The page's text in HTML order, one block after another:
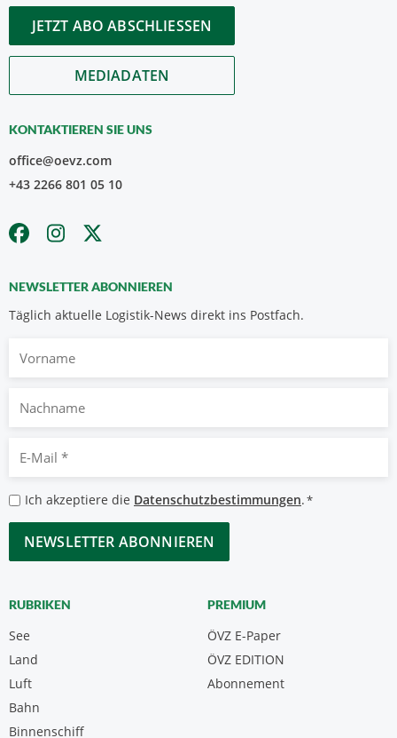
JETZT ABO ABSCHLIESSEN
MEDIADATEN
KONTAKTIEREN SIE UNS
office@oevz.com
+43 2266 801 05 10
NEWSLETTER ABONNIEREN
Täglich aktuelle Logistik-News direkt ins Postfach.
Nachname
Mail
*
Datenschutzbestimmungen
*
Ich akzeptiere die Datenschutzbestimmungen.*
CAPTCHA
RUBRIKEN
See
Land
Luft
Bahn
Binnenschiff
PREMIUM
ÖVZ E-Paper
Abonnement
ÖVZ EDITION